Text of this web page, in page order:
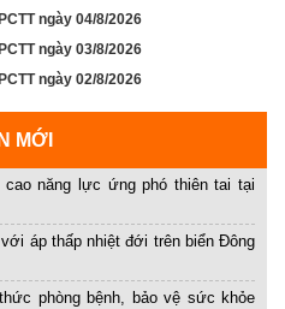
ngày 04/8/2026
ngày 03/8/2026
ngày 02/8/2026
MỚI
cao năng lực ứng phó thiên tai tại
áp thấp nhiệt đới trên biển Đông
phòng bệnh, bảo vệ sức khỏe